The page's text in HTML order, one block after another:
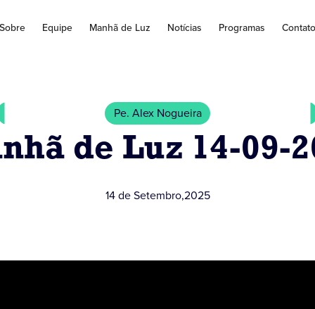
Equipe Manhã de Luz Notícias Programas Contato
Pe. Alex Nogueira
de Luz 14-09-
14 de Setembro,2025